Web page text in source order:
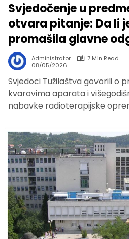
Svjedočenje u
otvara pitanje: Da li
promašila glavne
Administrator
7 Min Read
08/05/2026
Svjedoci Tužilaštva govorili o
kvarovima aparata i
nabavke radioterapijske